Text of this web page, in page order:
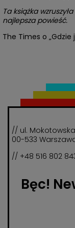
Ta książka
najlepsza powieść.
The Times o
// ul.
00-533
// +48 516 802
Bęc!